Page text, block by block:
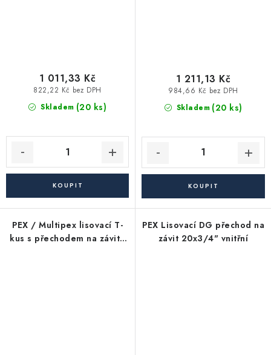
Skladem (20 ks)
822,22 Kč bez DPH
1 011,33 Kč
Skladem (20 ks)
984,66 Kč bez DPH
1 211,13 Kč
PEX / Multipex lisovací T-
kus s přechodem na závit -
PEX Lisovací DG přechod na
závit 20x3/4" vnitřní